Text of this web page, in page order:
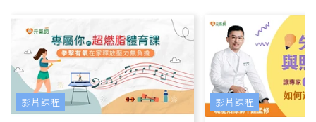
影片課程 影片課程